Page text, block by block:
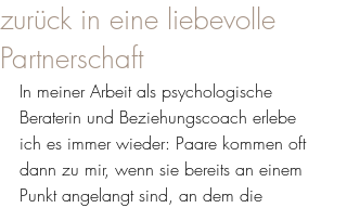
zurück in eine liebevolle
Partnerschaft
In meiner Arbeit als psychologische
Beraterin und Beziehungscoach erlebe
ich es immer wieder: Paare kommen oft
dann zu mir, wenn sie bereits an einem
Punkt angelangt sind, an dem die